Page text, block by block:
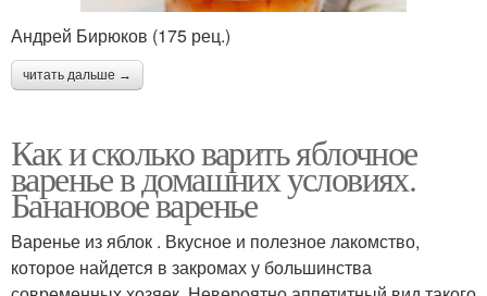
Андрей Бирюков (175 рец.)
читать дальше →
Как и сколько варить яблочное
варенье в домашних условиях.
Банановое варенье
Варенье из яблок . Вкусное и полезное лакомство,
которое найдется в закромах у большинства